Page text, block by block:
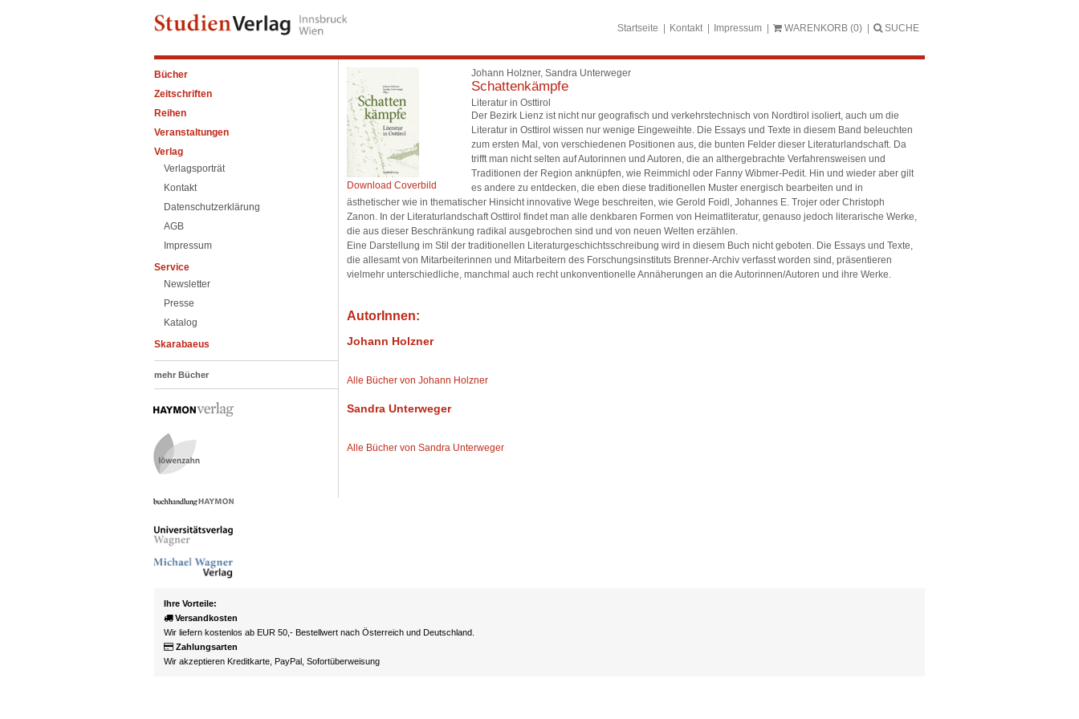
Startseite Kontakt Impressum WARENKORB (0) SUCHE
Bücher
Zeitschriften
Reihen
Veranstaltungen
Verlag
Verlagsporträt
Kontakt
Datenschutzerklärung
AGB
Impressum
Service
Newsletter
Presse
Katalog
Skarabaeus
mehr Bücher
Download Coverbild
Johann Holzner, Sandra Unterweger
Schattenkämpfe
Literatur in Osttirol
Der Bezirk Lienz ist nicht nur geografisch und verkehrstechnisch von Nordtirol isoliert, auch um die
Literatur in Osttirol wissen nur wenige Eingeweihte. Die Essays und Texte in diesem Band beleuchten
zum ersten Mal, von verschiedenen Positionen aus, die bunten Felder dieser Literaturlandschaft. Da
trifft man nicht selten auf Autorinnen und Autoren, die an althergebrachte Verfahrensweisen und
Traditionen der Region anknüpfen, wie Reimmichl oder Fanny Wibmer-Pedit. Hin und wieder aber gilt
es andere zu entdecken, die eben diese traditionellen Muster energisch bearbeiten und in
ästhetischer wie in thematischer Hinsicht innovative Wege beschreiten, wie Gerold Foidl, Johannes E. Trojer oder Christoph
Zanon. In der Literaturlandschaft Osttirol findet man alle denkbaren Formen von Heimatliteratur, genauso jedoch literarische Werke,
die aus dieser Beschränkung radikal ausgebrochen sind und von neuen Welten erzählen.
Eine Darstellung im Stil der traditionellen Literaturgeschichtsschreibung wird in diesem Buch nicht geboten. Die Essays und Texte,
die allesamt von Mitarbeiterinnen und Mitarbeitern des Forschungsinstituts Brenner-Archiv verfasst worden sind, präsentieren
vielmehr unterschiedliche, manchmal auch recht unkonventionelle Annäherungen an die Autorinnen/Autoren und ihre Werke.
AutorInnen:
Johann Holzner
Alle Bücher von Johann Holzner
Sandra Unterweger
Alle Bücher von Sandra Unterweger
Ihre Vorteile:
Versandkosten
Wir liefern kostenlos ab EUR 50,- Bestellwert nach Österreich und Deutschland.
Zahlungsarten
Wir akzeptieren Kreditkarte, PayPal, Sofortüberweisung